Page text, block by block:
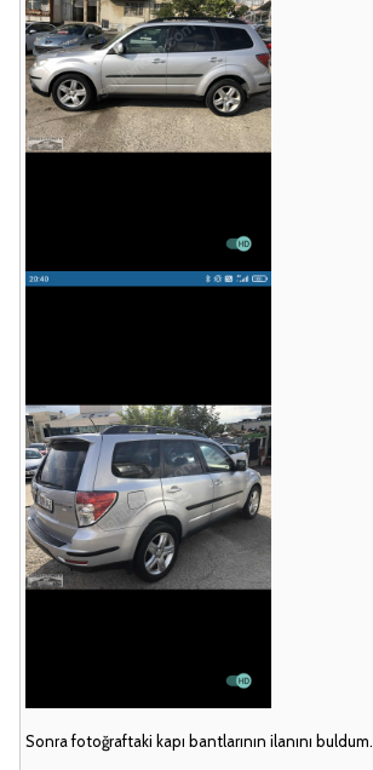
Sonra fotoğraftaki kapı bantlarının ilanını buldum.